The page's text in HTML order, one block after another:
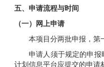
五、申请流程与时间
（一）网上申请
本项目分两批申报，第
申请人须于规定的申报
计划信息平台应提交的申请